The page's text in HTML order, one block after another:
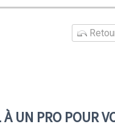
UN PRO POUR